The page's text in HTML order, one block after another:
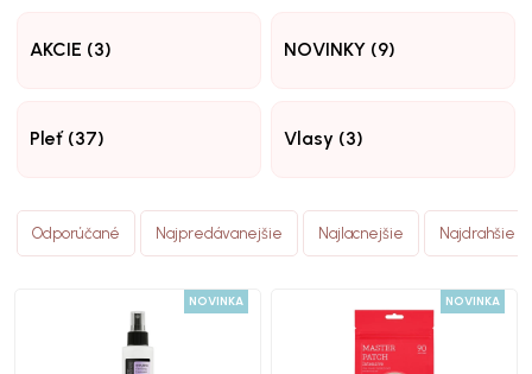
AKCIE (3) NOVINKY (9)
Pleť (37) Vlasy (3)
Odporúčané Najpredávanejšie Najlacnejšie Najdrahšie
NOVINKA NOVINKA